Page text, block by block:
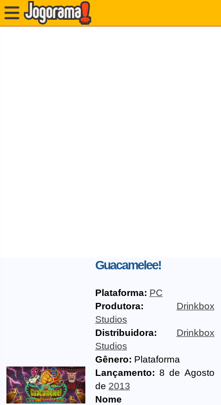
Guacamelee!
Plataforma: PC
Produtora:
Drinkbox
Studios
Distribuidora:
Drinkbox
Studios
Gênero: Plataforma
Lançamento: 8 de Agosto
de 2013
Nome